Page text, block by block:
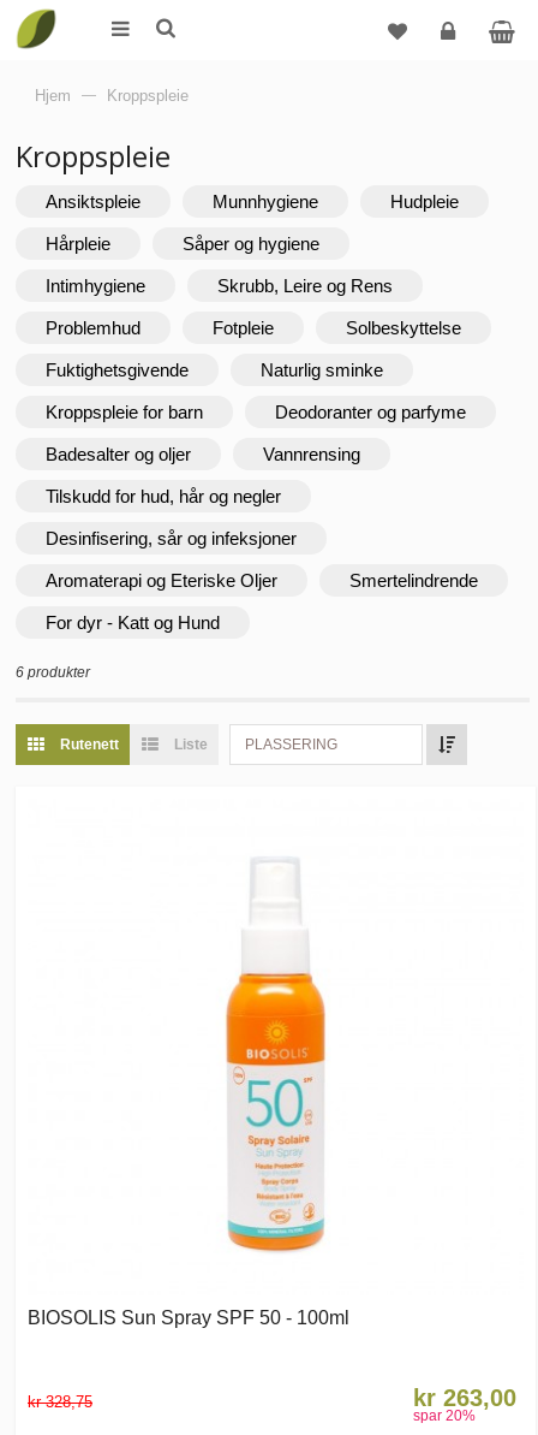
Hjem — Kroppspleie
Kroppspleie
Ansiktspleie Munnhygiene Hudpleie
Hårpleie Såper og hygiene
Intimhygiene Skrubb, Leire og Rens
Problemhud Fotpleie Solbeskyttelse
Fuktighetsgivende Naturlig sminke
Kroppspleie for barn Deodoranter og parfyme
Badesalter og oljer Vannrensing
Tilskudd for hud, hår og negler
Desinfisering, sår og infeksjoner
Aromaterapi og Eteriske Oljer Smertelindrende
For dyr - Katt og Hund
6 produkter
Rutenett Liste PLASSERING
BIOSOLIS Sun Spray SPF 50 - 100ml
kr 328,75 kr 263,00
spar 20%